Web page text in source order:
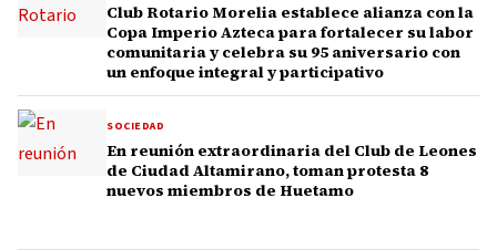
Club Rotario Morelia establece alianza con la
Copa Imperio Azteca para fortalecer su labor
comunitaria y celebra su 95 aniversario con
un enfoque integral y participativo
SOCIEDAD
En reunión extraordinaria del Club de Leones
de Ciudad Altamirano, toman protesta 8
nuevos miembros de Huetamo